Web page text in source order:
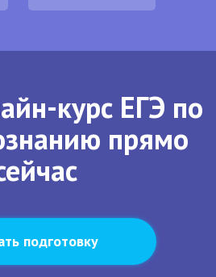
курс ЕГЭ по
прямо
подготовку